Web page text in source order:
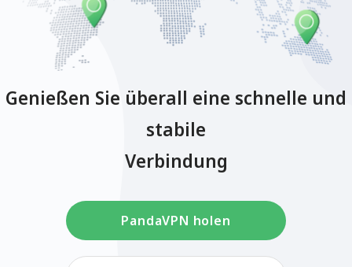
Genießen Sie überall eine schnelle und
stabile
Verbindung
PandaVPN holen